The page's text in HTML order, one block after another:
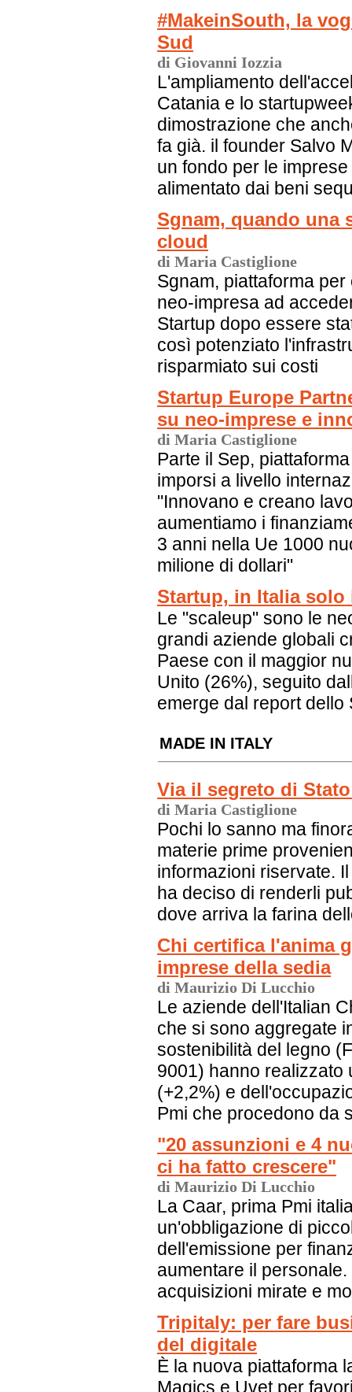
#MakeinSouth, la
Sud
di Giovanni Iozzia
L'ampliamento
Catania e lo
dimostrazione che
fa già. il founder Salvo
un fondo per le
alimentato dai beni
Sgnam, quando una
cloud
di Maria Castiglione
Sgnam, piattaforma
neo-impresa ad
Startup dopo essere
così potenziato
risparmiato sui costi
Startup Europe
su neo-imprese e
di Maria Castiglione
Parte il Sep,
imporsi a livello
"Innovano e creano
aumentiamo i
3 anni nella Ue 1000
milione di dollari"
Startup, in Italia solo
Le "scaleup" sono le
grandi aziende globali
Paese con il maggior
Unito (26%), seguito
emerge dal report
MADE IN ITALY
Via il segreto di
di Maria Castiglione
Pochi lo sanno ma
materie prime
informazioni riservate.
ha deciso di renderli
dove arriva la farina
Chi certifica l'anima
imprese della sedia
di Maurizio Di Lucchio
Le aziende dell'Italian
che si sono aggregate
sostenibilità del legno
9001) hanno realizzato
(+2,2%) e
Pmi che procedono da
"20 assunzioni e 4
ci ha fatto crescere"
di Maurizio Di Lucchio
La Caar, prima Pmi
un'obbligazione di
dell'emissione per
aumentare il
acquisizioni mirate e
Tripitaly: per fare
del digitale
È la nuova piattaforma
Magics e Uvet per